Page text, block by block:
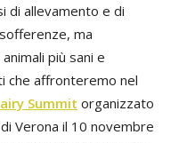
di allevamento e di
ma
più sani e
che affronteremo nel
Summit organizzato
Verona il 10 novembre